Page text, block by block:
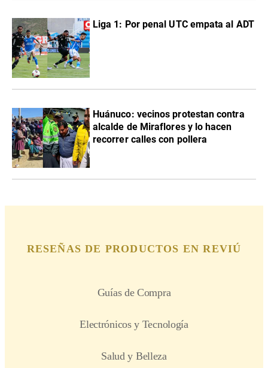
Liga 1: Por penal UTC empata al ADT
Huánuco: vecinos protestan contra
alcalde de Miraflores y lo hacen
recorrer calles con pollera